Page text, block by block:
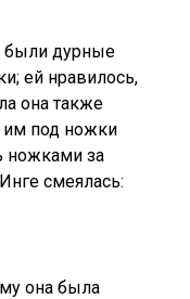
были дурные
ей нравилось,
она также
им под ножки
ножками за
смеялась:
она была